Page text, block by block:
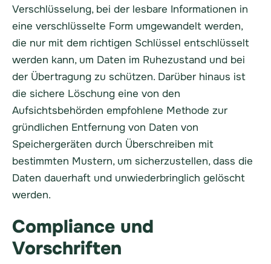
Verschlüsselung, bei der lesbare Informationen in
eine verschlüsselte Form umgewandelt werden,
die nur mit dem richtigen Schlüssel entschlüsselt
werden kann, um Daten im Ruhezustand und bei
der Übertragung zu schützen. Darüber hinaus ist
die sichere Löschung eine von den
Aufsichtsbehörden empfohlene Methode zur
gründlichen Entfernung von Daten von
Speichergeräten durch Überschreiben mit
bestimmten Mustern, um sicherzustellen, dass die
Daten dauerhaft und unwiederbringlich gelöscht
werden.
Compliance und
Vorschriften